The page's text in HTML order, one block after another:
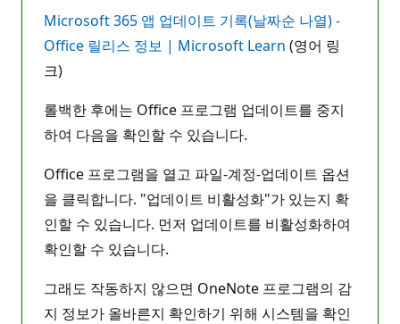
Microsoft 365 앱 업데이트 기록(날짜순 나열) -
Office 릴리스 정보 | Microsoft Learn (영어 링
크)
롤백한 후에는 Office 프로그램 업데이트를 중지
하여 다음을 확인할 수 있습니다.
Office 프로그램을 열고 파일-계정-업데이트 옵션
을 클릭합니다. "업데이트 비활성화"가 있는지 확
인할 수 있습니다. 먼저 업데이트를 비활성화하여
확인할 수 있습니다.
그래도 작동하지 않으면 OneNote 프로그램의 감
지 정보가 올바른지 확인하기 위해 시스템을 확인